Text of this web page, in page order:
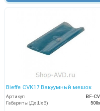
Bieffe CVK17 Вакуумный мешок
Артикул
BF-
Габариты (ДхШхВ)